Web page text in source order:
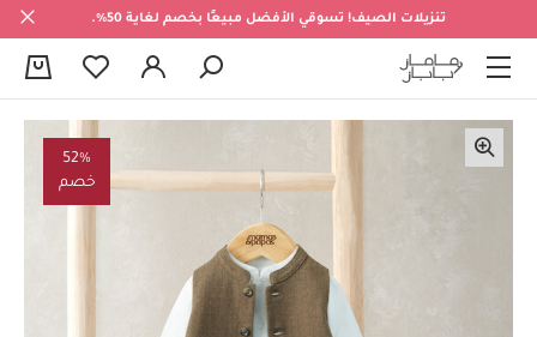
تنزيلات الصيف! تسوقي الأفضل مبيعًا بخصم لغاية 50%.
52%
خصم